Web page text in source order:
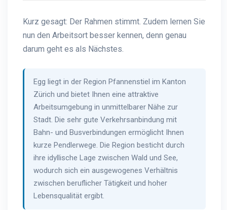
Kurz gesagt: Der Rahmen stimmt. Zudem lernen Sie
nun den Arbeitsort besser kennen, denn genau
darum geht es als Nächstes.
Egg liegt in der Region Pfannenstiel im Kanton
Zürich und bietet Ihnen eine attraktive
Arbeitsumgebung in unmittelbarer Nähe zur
Stadt. Die sehr gute Verkehrsanbindung mit
Bahn- und Busverbindungen ermöglicht Ihnen
kurze Pendlerwege. Die Region besticht durch
ihre idyllische Lage zwischen Wald und See,
wodurch sich ein ausgewogenes Verhältnis
zwischen beruflicher Tätigkeit und hoher
Lebensqualität ergibt.